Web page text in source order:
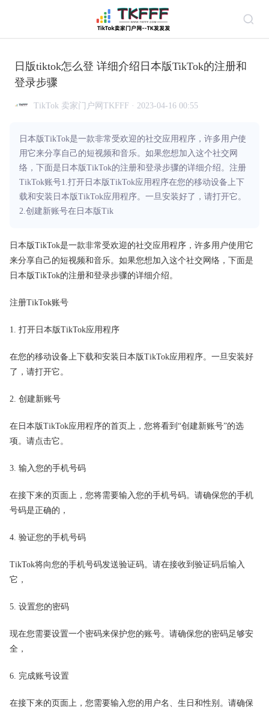
日版tiktok怎么登 详细介绍日本版TikTok的注册和
登录步骤
TikTok 卖家门户网TKFFF · 2023-04-16 00:55
日本版TikTok是一款非常受欢迎的社交应用程序，许多用户使
用它来分享自己的短视频和音乐。如果您想加入这个社交网
络，下面是日本版TikTok的注册和登录步骤的详细介绍。注册
TikTok账号1.打开日本版TikTok应用程序在您的移动设备上下
载和安装日本版TikTok应用程序。一旦安装好了，请打开它。
2.创建新账号在日本版Tik
日本版TikTok是一款非常受欢迎的社交应用程序，许多用户使用它
来分享自己的短视频和音乐。如果您想加入这个社交网络，下面是
日本版TikTok的注册和登录步骤的详细介绍。
注册TikTok账号
1. 打开日本版TikTok应用程序
在您的移动设备上下载和安装日本版TikTok应用程序。一旦安装好
了，请打开它。
2. 创建新账号
在日本版TikTok应用程序的首页上，您将看到“创建新账号”的选
项。请点击它。
3. 输入您的手机号码
在接下来的页面上，您将需要输入您的手机号码。请确保您的手机
号码是正确的，
4. 验证您的手机号码
TikTok将向您的手机号码发送验证码。请在接收到验证码后输入
它，
5. 设置您的密码
现在您需要设置一个密码来保护您的账号。请确保您的密码足够安
全，
6. 完成账号设置
在接下来的页面上，您需要输入您的用户名、生日和性别。请确保